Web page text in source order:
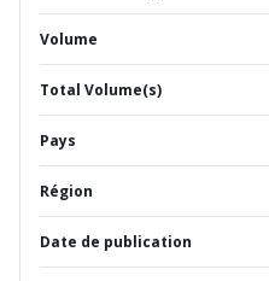
Volume
Total Volume(s)
Pays
Région
Date de publication